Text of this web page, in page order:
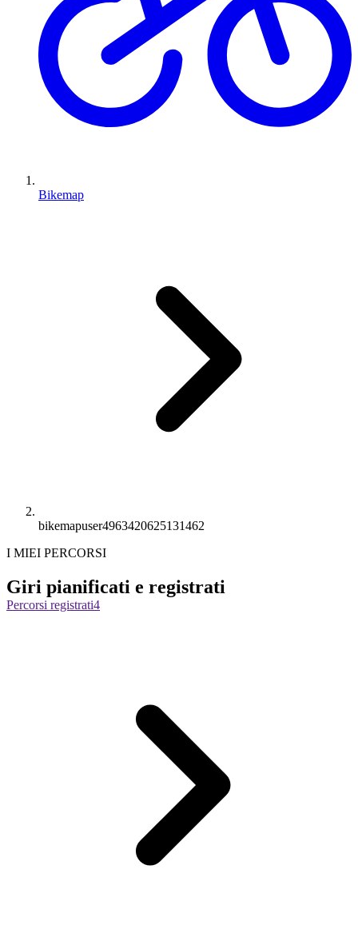
Bikemap
bikemapuser4963420625131462
I MIEI PERCORSI
Giri pianificati e registrati
Percorsi registrati4